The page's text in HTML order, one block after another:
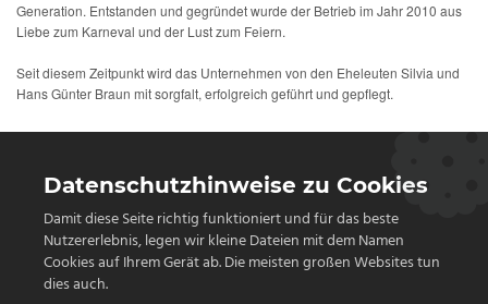
Generation. Entstanden und gegründet wurde der Betrieb im Jahr 2010 aus
Liebe zum Karneval und der Lust zum Feiern.
Seit diesem Zeitpunkt wird das Unternehmen von den Eheleuten Silvia und
Hans Günter Braun mit sorgfalt, erfolgreich geführt und gepflegt.
Datenschutzhinweise zu Cookies
Damit diese Seite richtig funktioniert und für das beste
Nutzererlebnis, legen wir kleine Dateien mit dem Namen
Cookies auf Ihrem Gerät ab. Die meisten großen Websites tun
dies auch.